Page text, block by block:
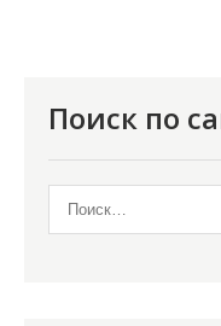
Поиск по